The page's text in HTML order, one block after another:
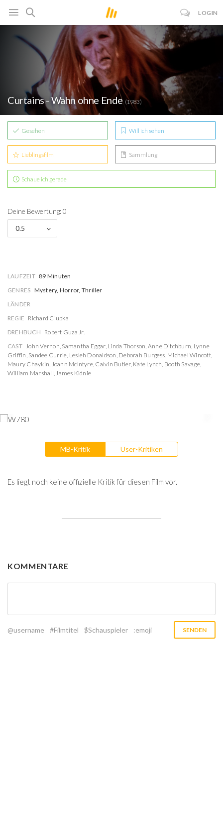
LOGIN
Curtains - Wahn ohne Ende (1983)
Gesehen Will ich sehen
Lieblingsfilm Sammlung
Schaue ich gerade
Deine Bewertung: 0
0.5
LAUFZEIT 89 Minuten
GENRES Mystery, Horror, Thriller
LÄNDER
REGIE Richard Ciupka
DREHBUCH Robert Guza Jr.
CAST John Vernon, Samantha Eggar, Linda Thorson, Anne Ditchburn, Lynne
Griffin, Sandee Currie, Lesleh Donaldson, Deborah Burgess, Michael Wincott,
Maury Chaykin, Joann McIntyre, Calvin Butler, Kate Lynch, Booth Savage,
William Marshall,James Kidnie
MB-Kritik User-Kritiken
Es liegt noch keine offizielle Kritik für diesen Film vor.
KOMMENTARE
@username #Filmtitel $Schauspieler :emoji